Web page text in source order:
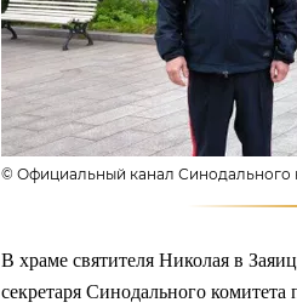
© Официальный канал Синодального
В храме святителя Николая в
секретаря Синодального комитета